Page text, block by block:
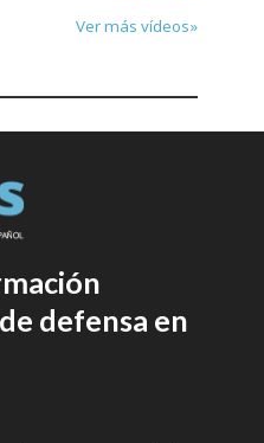
Ver más vídeos»
defensa en